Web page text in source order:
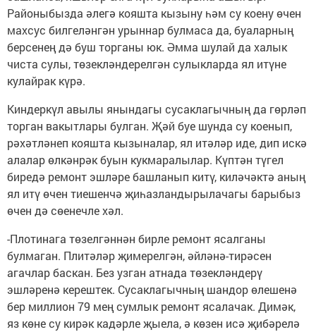
Районыбызда әлегә кояшта кызыну һәм су коену өчен
махсус билгеләнгән урыннар булмаса да, буаларның
берсенең дә буш торганы юк. Әмма шулай да халык
чиста сулы, төзекләндерелгән сулыкларда ял итүне
кулайрак күрә.
Киндеркүл авылы янындагы сусаклагычның да гөрләп
торган вакытлары булган. Җәй буе шунда су коенып,
рәхәтләнеп кояшта кызыналар, ял итәләр иде, дип искә
алалар өлкәнрәк буын кукмаралылар. Күптән түгел
биредә ремонт эшләре башланып китү, киләчәктә аның
ял итү өчен тиешенчә җиһазландырылачагы барыбыз
өчен дә сөенечле хәл.
-Плотинага төзелгәннән бирле ремонт ясалганы
булмаган. Плитәләр җимерелгән, әйләнә-тирәсен
агачлар баскан. Без узган атнада төзекләндерү
эшләренә керештек. Сусаклагычның шандор өлешенә
бер миллион 79 мең сумлык ремонт ясалачак. Димәк,
яз көне су кирәк кадәрле җыела, ә көзен исә җибәрелә